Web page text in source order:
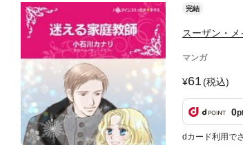
完結
スーザン・メ
マンガ
61(税込)
0
dカード利用で